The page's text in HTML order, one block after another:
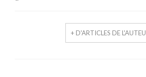
+ D'ARTICLES DE